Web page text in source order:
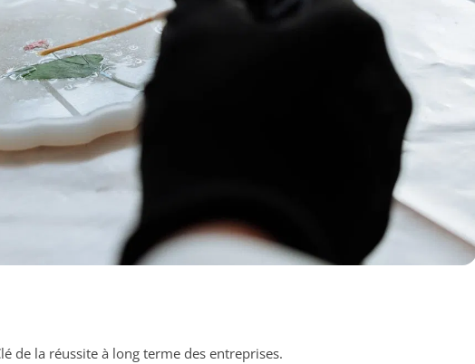
de la réussite à long terme des entreprises.